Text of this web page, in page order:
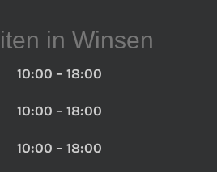
in Winsen
10:00 – 18:00
10:00 – 18:00
10:00 – 18:00